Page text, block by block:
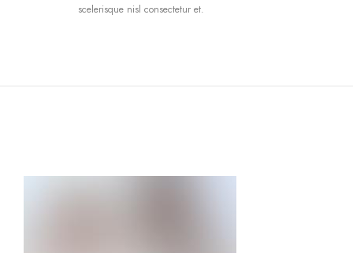
scelerisque nisl consectetur et.